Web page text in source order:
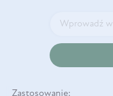
Zastosowanie: